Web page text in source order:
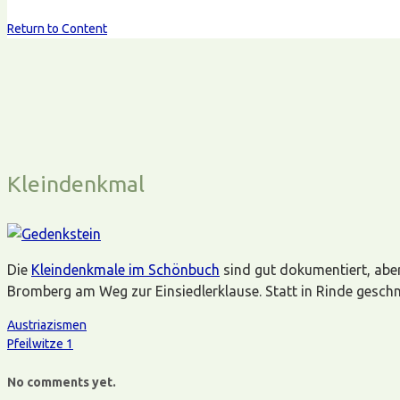
Return to Content
Kleindenkmal
Die Kleindenkmale im Schönbuch sind gut dokumentiert,
Bromberg am Weg zur Einsiedlerklause. Statt in Rinde
Austriazismen
Pfeilwitze 1
No comments yet.